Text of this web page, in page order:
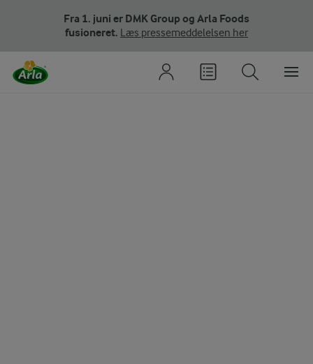
Fra 1. juni er DMK Group og Arla Foods
fusioneret. Læs pressemeddelelsen her